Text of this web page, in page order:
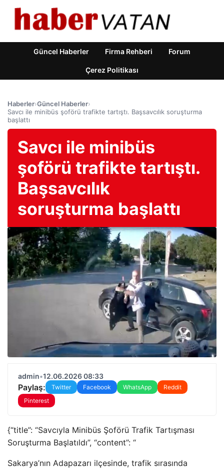
Güncel Haberler Firma Rehberi Forum
Çerez Politikası
Haberler›Güncel Haberler›
Savcı ile minibüs şoförü trafikte tartıştı. Başsavcılık soruşturma
başlattı
Savcı ile minibüs
şoförü trafikte tartıştı.
Başsavcılık
soruşturma başlattı
admin•12.06.2026 08:33
Paylaş: Twitter Facebook WhatsApp
Reddit
Pinterest
{“title”: “Savcıyla Minibüs Şoförü Trafik Tartışması
Soruşturma Başlatıldı”, “content”: “
Sakarya’nın Adapazarı ilçesinde, trafik sırasında